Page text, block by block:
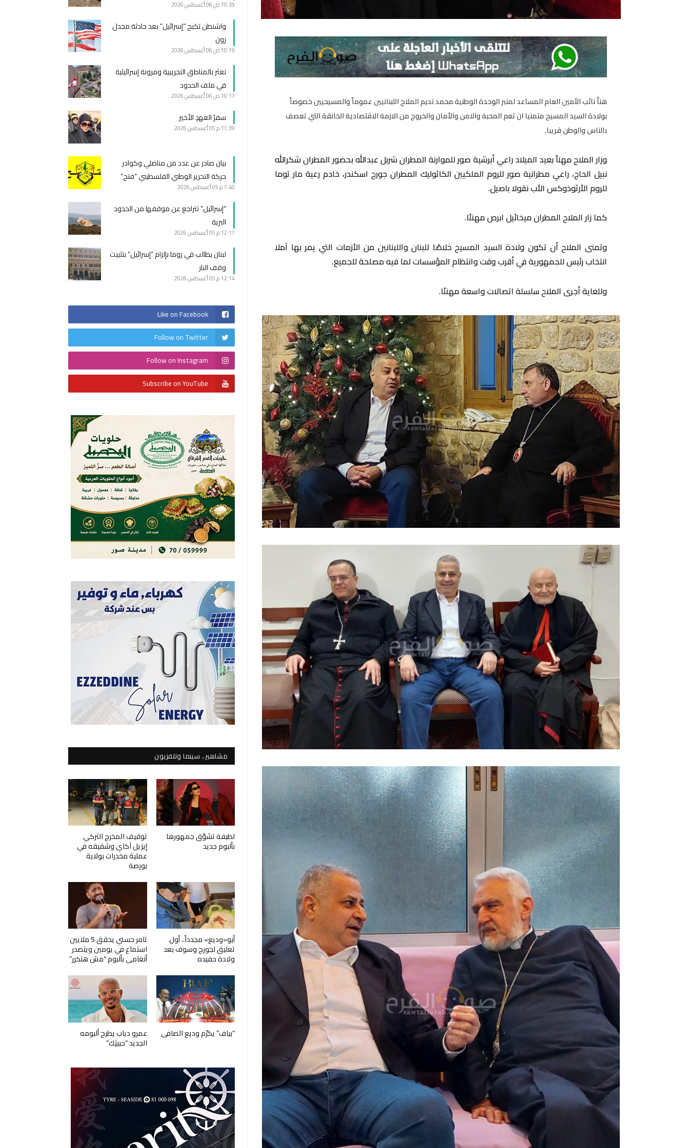
هنأ نائب الأمين العام المساعد لمنبر الوحدة الوطنية محمد نديم الملاح اللبنانيين عموماً والمسيحيين خصوصاً
بولادة السيد المسيح متمنيا ان تعم المحبة والامن والأمان والخروج من الازمة الاقتصادية الخانقة التي تعصف
بالناس والوطن قريبا.
وزار الملاح مهناً بعيد الميلاد راعي أبرشية صور للموارنة المطران شربل عبدالله بحضور المطران شكرالله
نبيل الحاج، راعي مطرانية صور للروم الملكيين الكاثوليك المطران جورج اسكندر، خادم رعية مار توما
للروم الأرثوذوكس الأب نقولا باصيل.
كما زار الملاح المطران ميخائيل ابرص مهنئا.
وتمنى الملاح أن تكون ولادة السيد المسيح خلاصًا للبنان واللبنانين من الأزمات التي يمر بها آملا
انتخاب رئيس للجمهورية في أقرب وقت وانتظام المؤسسات لما فيه مصلحة للجميع.
وللغاية أجرى الملاح سلسلة اتصالات واسعة مهنئا.
10:39 ص 06 أغسطس 2026
واشنطن تكبح “إسرائيل” بعد حادثة مجدل
زون
10:19 ص 06 أغسطس 2026
تعثر بالمناطق التجريبية ومرونة إسرائيلية
في ملف الحدود
10:17 ص 06 أغسطس 2026
سفرُ العهدِ الأخير
11:39 م 05 أغسطس 2026
بيان صادر عن عدد من مناضلي وكوادر
حركة التحرير الوطني الفلسطيني “فتح”
7:40 م 05 أغسطس 2026
“إسرائيل” تتراجع عن موقفها من الحدود
البرية
12:17 م 05 أغسطس 2026
لبنان يطالب في روما بإلزام “إسرائيل” بتثبيت
وقف النار
12:14 م 05 أغسطس 2026
Like on Facebook
Follow on Twitter
Follow on Instagram
Subscribe on YouTube
مشاهير.. سينما وتلفزيون
لطيفة تشوّق جمهورها
بألبوم جديد
توقيف المخرج التركي
إيزيل آكاي وشقيقه في
عملية مخدرات بولاية
بورصة
أبو«وديع» مجدداً.. أول
تعليق لجورج وسوف بعد
ولادة حفيده
تامر حسني يحقق 5 ملايين
استماع في يومين ويتصدر
أنغامي بألبوم “مش هتكرر”
“بياف” يكرّم وديع الصافي عمرو دياب يطرح ألبومه
الجديد “حبيتِك”